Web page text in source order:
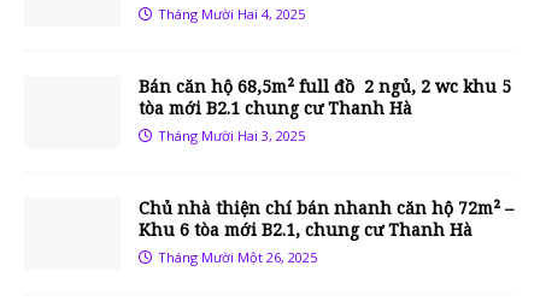
Tháng Mười Hai 4, 2025
Bán căn hộ 68,5m² full đồ 2 ngủ, 2 wc khu 5
tòa mới B2.1 chung cư Thanh Hà
Tháng Mười Hai 3, 2025
Chủ nhà thiện chí bán nhanh căn hộ 72m² –
Khu 6 tòa mới B2.1, chung cư Thanh Hà
Tháng Mười Một 26, 2025